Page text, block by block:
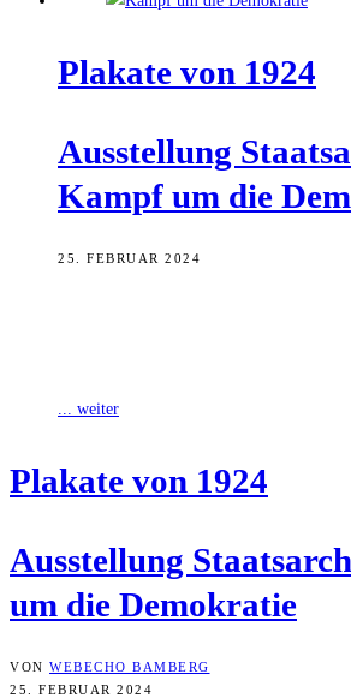
Pla­ka­te von 1924
Aus­stel­lung
Kampf um die
25. FEBRUAR 2024
... weiter
Pla­ka­te von 1924
Aus­stel­lung
um die Demokratie
VON WEBECHO BAMBERG
25. FEBRUAR 2024